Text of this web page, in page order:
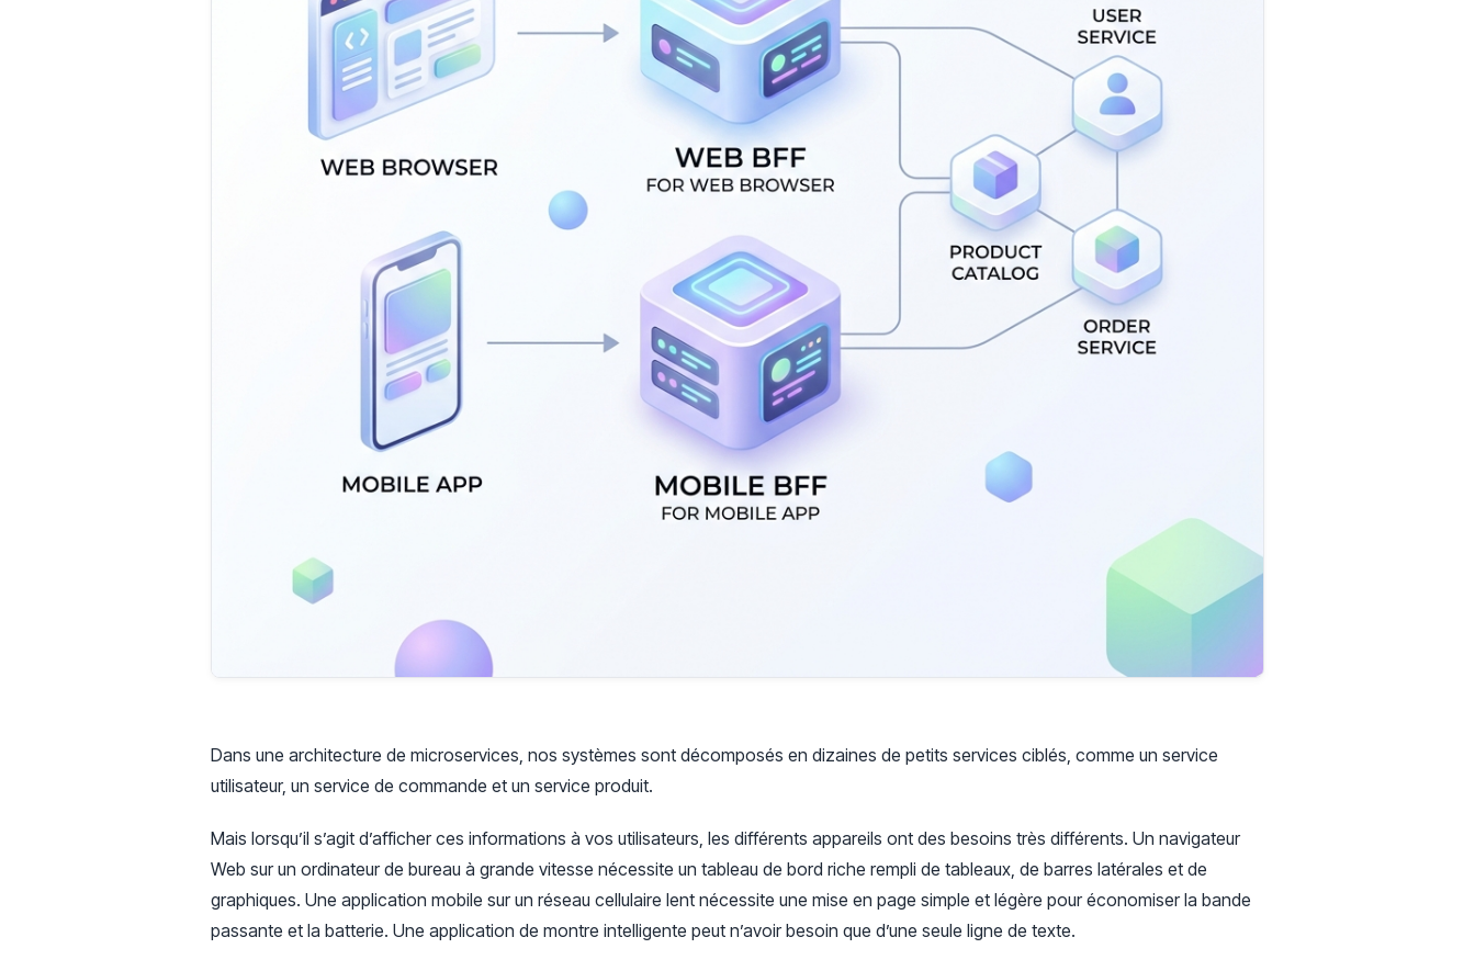
Dans une architecture de microservices, nos systèmes sont décomposés en dizaines de petits services ciblés, comme un service
utilisateur, un service de commande et un service produit.
Mais lorsqu’il s’agit d’afficher ces informations à vos utilisateurs, les différents appareils ont des besoins très différents. Un navigateur
Web sur un ordinateur de bureau à grande vitesse nécessite un tableau de bord riche rempli de tableaux, de barres latérales et de
graphiques. Une application mobile sur un réseau cellulaire lent nécessite une mise en page simple et légère pour économiser la bande
passante et la batterie. Une application de montre intelligente peut n’avoir besoin que d’une seule ligne de texte.